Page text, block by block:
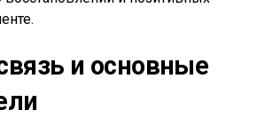
и основные